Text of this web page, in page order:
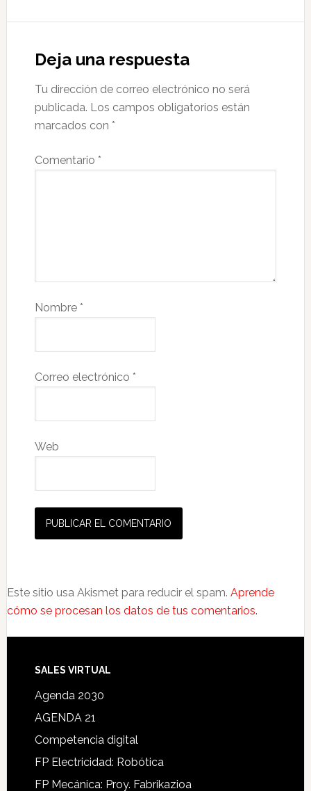
Deja una respuesta
Tu dirección de correo electrónico no será
publicada. Los campos obligatorios están
marcados con *
Comentario *
Nombre *
Correo electrónico *
Web
Este sitio usa Akismet para reducir el spam. Aprende
cómo se procesan los datos de tus comentarios.
SALES VIRTUAL
Agenda 2030
AGENDA 21
Competencia digital
FP Electricidad: Robótica
FP Mecánica: Proy. Fabrikazioa